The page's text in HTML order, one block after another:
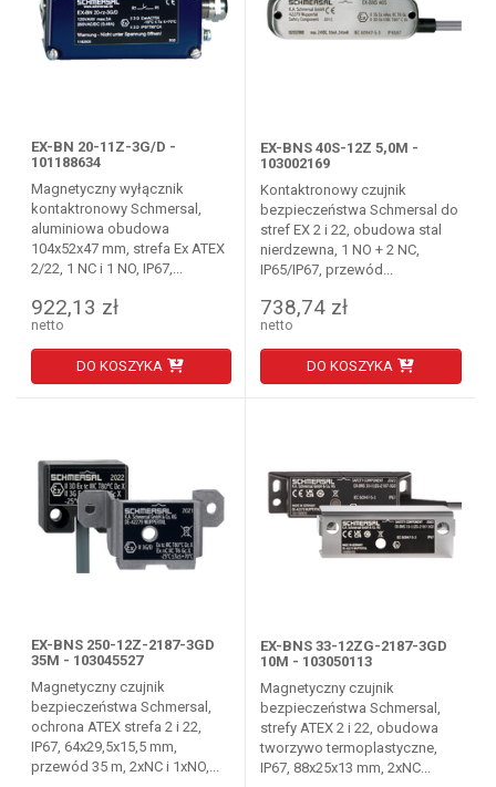
EX-BN 20-11Z-3G/D -
101188634
Magnetyczny wyłącznik
kontaktronowy Schmersal,
aluminiowa obudowa
104x52x47 mm, strefa Ex ATEX
2/22, 1 NC i 1 NO, IP67,...
922,13 zł
netto
DO KOSZYKA
EX-BNS 40S-12Z 5,0M -
103002169
Kontaktronowy czujnik
bezpieczeństwa Schmersal do
stref EX 2 i 22, obudowa stal
nierdzewna, 1 NO + 2 NC,
IP65/IP67, przewód...
738,74 zł
netto
DO KOSZYKA
EX-BNS 250-12Z-2187-3GD
35M - 103045527
Magnetyczny czujnik
bezpieczeństwa Schmersal,
ochrona ATEX strefa 2 i 22,
IP67, 64x29,5x15,5 mm,
przewód 35 m, 2xNC i 1xNO,...
EX-BNS 33-12ZG-2187-3GD
10M - 103050113
Magnetyczny czujnik
bezpieczeństwa Schmersal,
strefy ATEX 2 i 22, obudowa
tworzywo termoplastyczne,
IP67, 88x25x13 mm, 2xNC...